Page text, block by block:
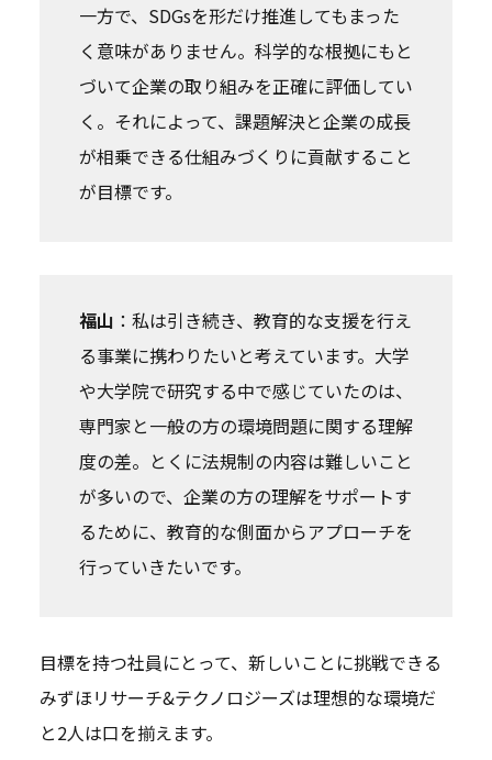
一方で、SDGsを形だけ推進してもまった
く意味がありません。科学的な根拠にもと
づいて企業の取り組みを正確に評価してい
く。それによって、課題解決と企業の成長
が相乗できる仕組みづくりに貢献すること
が目標です。
福山 ：私は引き続き、教育的な支援を行え
る事業に携わりたいと考えています。大学
や大学院で研究する中で感じていたのは、
専門家と一般の方の環境問題に関する理解
度の差。とくに法規制の内容は難しいこと
が多いので、企業の方の理解をサポートす
るために、教育的な側面からアプローチを
行っていきたいです。
目標を持つ社員にとって、新しいことに挑戦できる
みずほリサーチ&テクノロジーズは理想的な環境だ
と2人は口を揃えます。